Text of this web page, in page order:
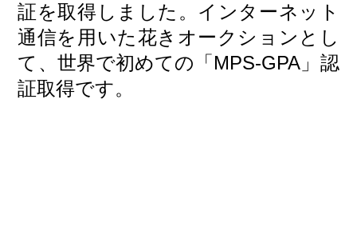
証を取得しました。インターネット
通信を用いた花きオークションとし
て、世界で初めての「MPS-GPA」認
証取得です。